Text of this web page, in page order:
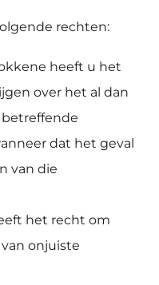
rechten:
heeft u het
over het al dan
dat het geval
van die
het recht om
onjuiste